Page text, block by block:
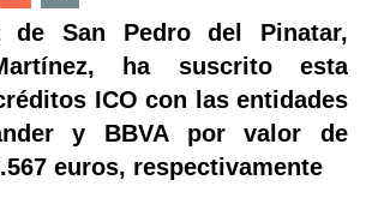
de San Pedro del Pinatar,
ha suscrito esta
ICO con las entidades
y BBVA por valor de
euros, respectivamente